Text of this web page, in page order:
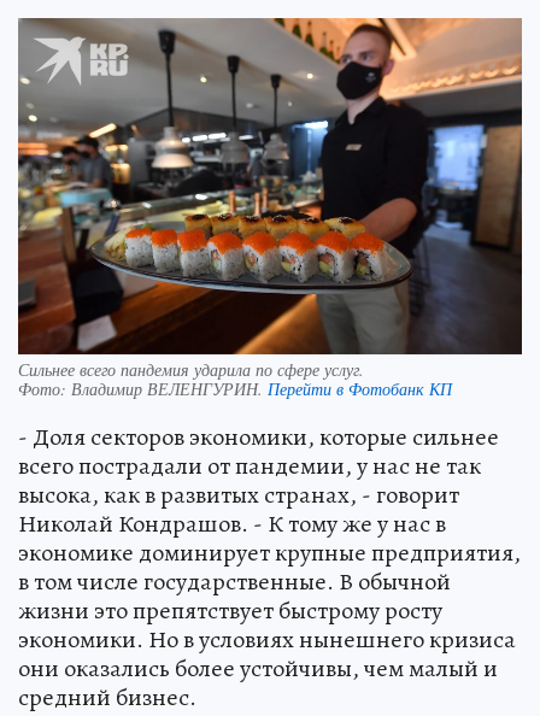
Сильнее всего пандемия ударила по сфере услуг.
Фото: Владимир ВЕЛЕНГУРИН. Перейти в Фотобанк КП
- Доля секторов экономики, которые сильнее
всего пострадали от пандемии, у нас не так
высока, как в развитых странах, - говорит
Николай Кондрашов. - К тому же у нас в
экономике доминирует крупные предприятия,
в том числе государственные. В обычной
жизни это препятствует быстрому росту
экономики. Но в условиях нынешнего кризиса
они оказались более устойчивы, чем малый и
средний бизнес.